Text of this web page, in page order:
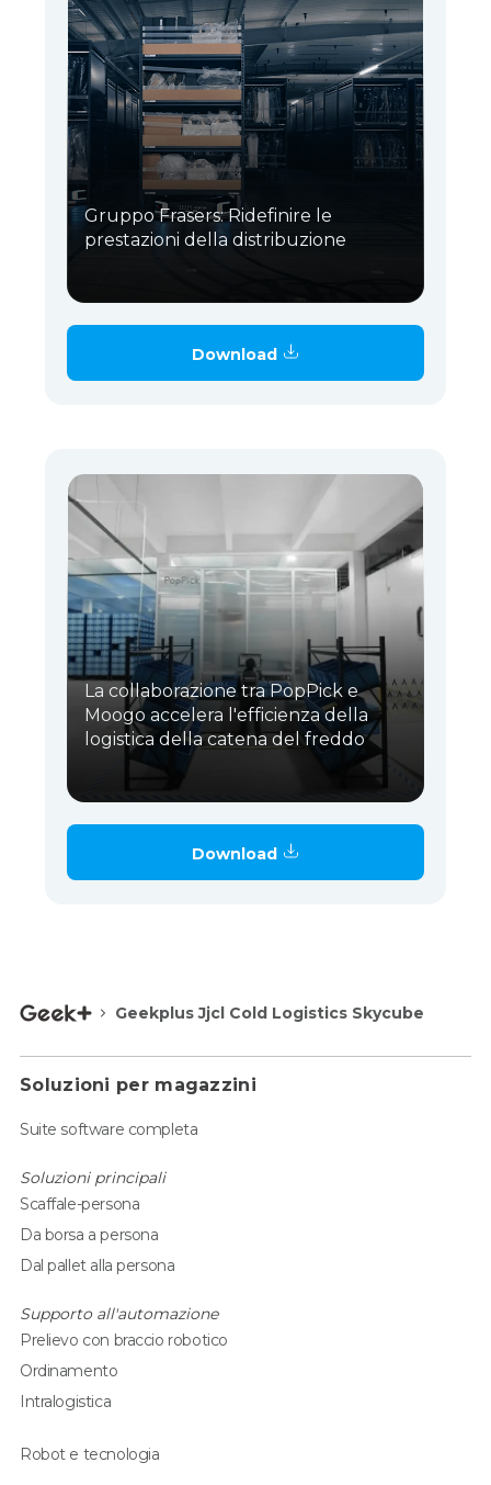
Gruppo Frasers: Ridefinire le
prestazioni della distribuzione
Download
La collaborazione tra PopPick e
Moogo accelera l'efficienza della
logistica della catena del freddo
Download
Geekplus Jjcl Cold Logistics Skycube
Soluzioni per magazzini
Suite software completa
Soluzioni principali
Scaffale-persona
Da borsa a persona
Dal pallet alla persona
Supporto all'automazione
Prelievo con braccio robotico
Ordinamento
Intralogistica
Robot e tecnologia